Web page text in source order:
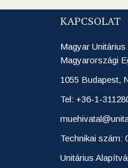
KAPCSOLAT
Magyar Unitárius
Magyarországi
1055 Budapest,
Tel: +36-1-
Technikai szám:
Unitárius